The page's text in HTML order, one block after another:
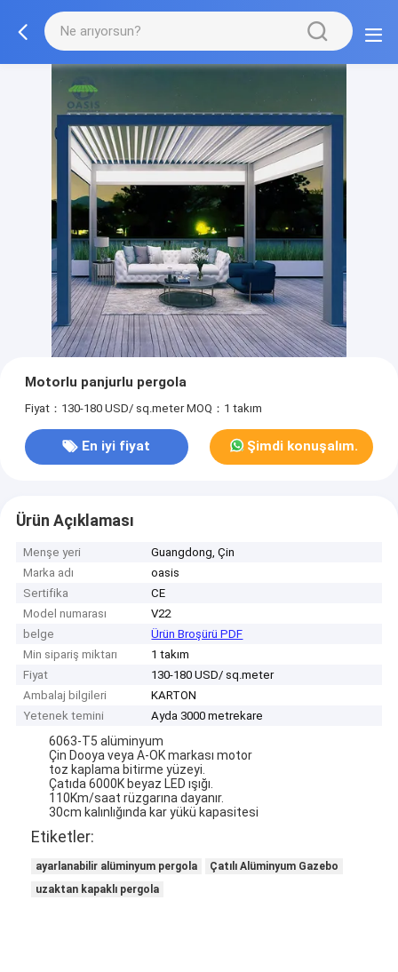
Motorlu panjurlu pergola
Fiyat：130-180 USD/ sq.meter MOQ：1 takım
En iyi fiyat Şimdi konuşalım.
Ürün Açıklaması
Menşe yeri
Guangdong, Çin
Marka adı
oasis
Sertifika
CE
Model numarası
V22
belge
Ürün Broşürü PDF
Min sipariş miktarı
1 takım
Fiyat
130-180 USD/ sq.meter
Ambalaj bilgileri
KARTON
Yetenek temini
Ayda 3000 metrekare
6063-T5 alüminyum
Çin Dooya veya A-OK markası motor
toz kaplama bitirme yüzeyi.
Çatıda 6000K beyaz LED ışığı.
110Km/saat rüzgarına dayanır.
30cm kalınlığında kar yükü kapasitesi
Etiketler:
ayarlanabilir alüminyum pergola
Çatılı Alüminyum Gazebo
uzaktan kapaklı pergola